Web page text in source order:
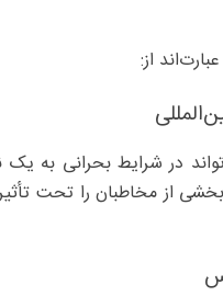
از:
در شرایط بحرانی به
بخشی از مخاطبان را تحت